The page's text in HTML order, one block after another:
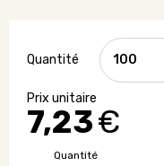
7,23€
quantité
de
Coffret
3
crayons
Quantité